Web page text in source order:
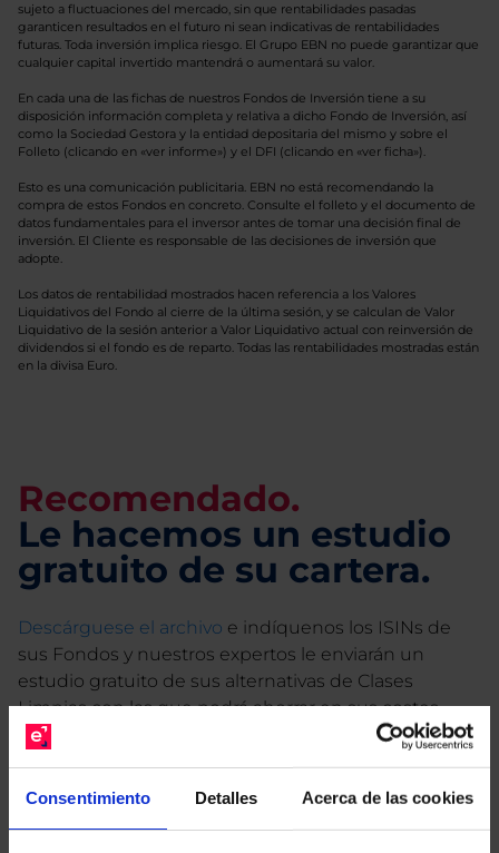
Consentimiento Detalles Acerca de las cookies
sujeto a fluctuaciones del mercado, sin que rentabilidades pasadas
garanticen resultados en el futuro ni sean indicativas de rentabilidades
futuras. Toda inversión implica riesgo. El Grupo EBN no puede garantizar que
cualquier capital invertido mantendrá o aumentará su valor.
En cada una de las fichas de nuestros Fondos de Inversión tiene a su
disposición información completa y relativa a dicho Fondo de Inversión, así
como la Sociedad Gestora y la entidad depositaria del mismo y sobre el
Folleto (clicando en «ver informe») y el DFI (clicando en «ver ficha»).
Esto es una comunicación publicitaria. EBN no está recomendando la
compra de estos Fondos en concreto. Consulte el folleto y el documento de
datos fundamentales para el inversor antes de tomar una decisión final de
inversión. El Cliente es responsable de las decisiones de inversión que
adopte.
Los datos de rentabilidad mostrados hacen referencia a los Valores
Liquidativos del Fondo al cierre de la última sesión, y se calculan de Valor
Liquidativo de la sesión anterior a Valor Liquidativo actual con reinversión de
dividendos si el fondo es de reparto. Todas las rentabilidades mostradas están
en la divisa Euro.
Recomendado.
Le hacemos un estudio
gratuito de su cartera.
Descárguese el archivo e indíquenos los ISINs de
sus Fondos y nuestros expertos le enviarán un
estudio gratuito de sus alternativas de Clases
Limpias con las que podrá ahorrar en sus costes.